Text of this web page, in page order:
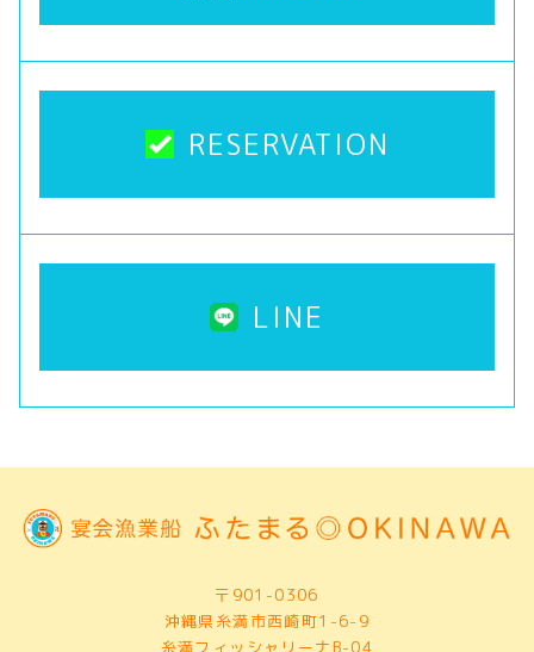
RESERVATION
LINE
〒901-0306
沖縄県糸満市西崎町1-6-9
糸満フィッシャリーナB-04